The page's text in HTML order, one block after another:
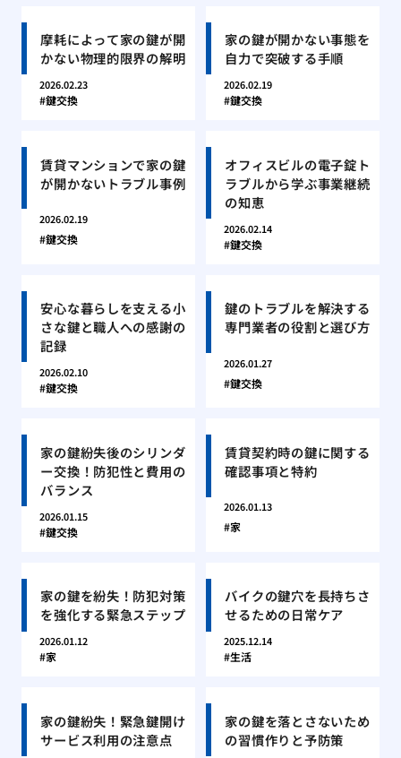
摩耗によって家の鍵が開
かない物理的限界の解明
2026.02.23
鍵交換
家の鍵が開かない事態を
自力で突破する手順
2026.02.19
鍵交換
賃貸マンションで家の鍵
が開かないトラブル事例
2026.02.19
鍵交換
オフィスビルの電子錠ト
ラブルから学ぶ事業継続
の知恵
2026.02.14
鍵交換
安心な暮らしを支える小
さな鍵と職人への感謝の
記録
2026.02.10
鍵交換
鍵のトラブルを解決する
専門業者の役割と選び方
2026.01.27
鍵交換
家の鍵紛失後のシリンダ
ー交換！防犯性と費用の
バランス
2026.01.15
鍵交換
賃貸契約時の鍵に関する
確認事項と特約
2026.01.13
家
家の鍵を紛失！防犯対策
を強化する緊急ステップ
2026.01.12
家
バイクの鍵穴を長持ちさ
せるための日常ケア
2025.12.14
生活
家の鍵紛失！緊急鍵開け
サービス利用の注意点
家の鍵を落とさないため
の習慣作りと予防策